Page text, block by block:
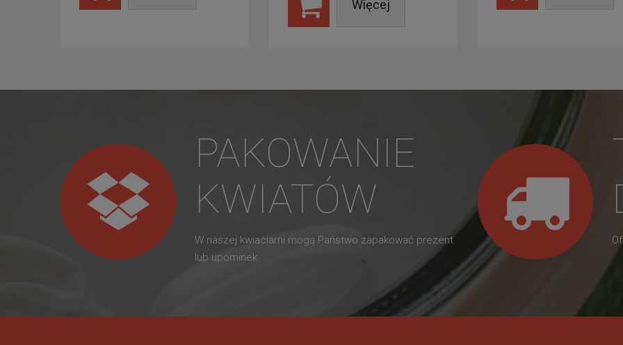
Więcej
PAKOWANIE
KWIATÓW
W naszej kwiaciarni mogą Państwo zapakować prezent
lub upominek.